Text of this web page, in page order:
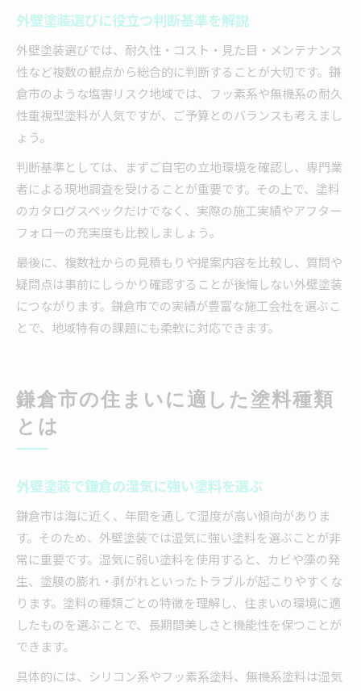
外壁塗装選びに役立つ判断基準を解説
外壁塗装選びでは、耐久性・コスト・見た目・メンテナンス
性など複数の観点から総合的に判断することが大切です。鎌
倉市のような塩害リスク地域では、フッ素系や無機系の耐久
性重視型塗料が人気ですが、ご予算とのバランスも考えまし
ょう。
判断基準としては、まずご自宅の立地環境を確認し、専門業
者による現地調査を受けることが重要です。その上で、塗料
のカタログスペックだけでなく、実際の施工実績やアフター
フォローの充実度も比較しましょう。
最後に、複数社からの見積もりや提案内容を比較し、質問や
疑問点は事前にしっかり確認することが後悔しない外壁塗装
につながります。鎌倉市での実績が豊富な施工会社を選ぶこ
とで、地域特有の課題にも柔軟に対応できます。
鎌倉市の住まいに適した塗料種類
とは
外壁塗装で鎌倉の湿気に強い塗料を選ぶ
鎌倉市は海に近く、年間を通して湿度が高い傾向がありま
す。そのため、外壁塗装では湿気に強い塗料を選ぶことが非
常に重要です。湿気に弱い塗料を使用すると、カビや藻の発
生、塗膜の膨れ・剥がれといったトラブルが起こりやすくな
ります。塗料の種類ごとの特徴を理解し、住まいの環境に適
したものを選ぶことで、長期間美しさと機能性を保つことが
できます。
具体的には、シリコン系やフッ素系塗料、無機系塗料は湿気